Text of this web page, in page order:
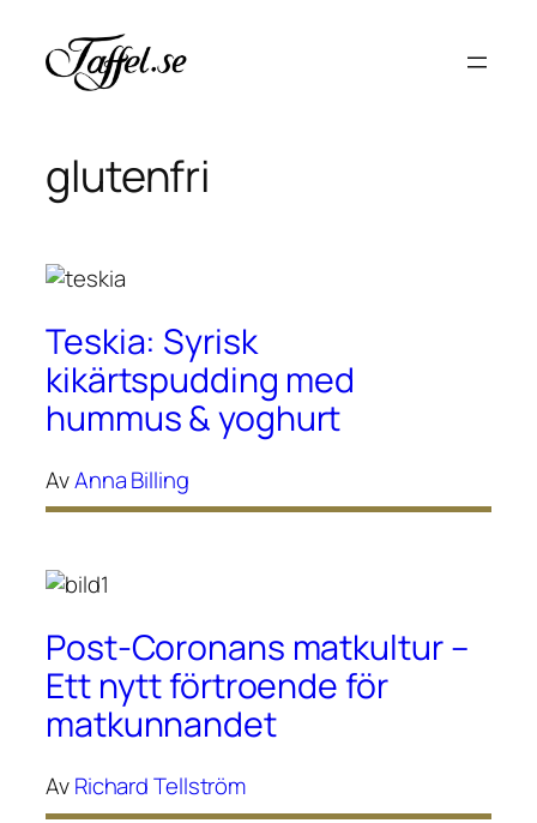
innehåll
glutenfri
Teskia: Syrisk
kikärtspudding med
hummus & yoghurt
AvAnna Billing
Post-Coronans matkultur –
Ett nytt förtroende för
matkunnandet
AvRichard Tellström